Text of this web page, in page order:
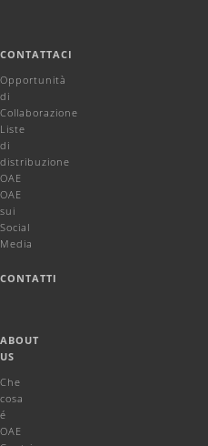
CONTATTACI
Opportunità
di
Collaborazione
Liste
di
distribuzione
OAE
OAE
sui
Social
Media
CONTATTI
ABOUT
US
Che
cosa
é
OAE